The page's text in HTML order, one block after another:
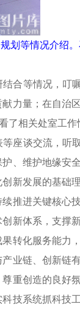
划等情况介绍
合等情况，叮
力量；在自治
了相关处室工作
座谈交流，听
、维护地缘安
新发展的基础
推进关键核心
新体系，支撑
转化服务能力
业链、创新链
重创造的良好
技系统抓科技